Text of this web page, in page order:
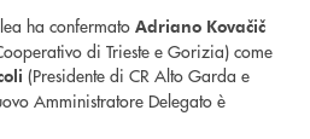
ha confermato Adriano Kovačič
di Trieste e Gorizia) come
(Presidente di CR Alto Garda e
Amministratore Delegato è